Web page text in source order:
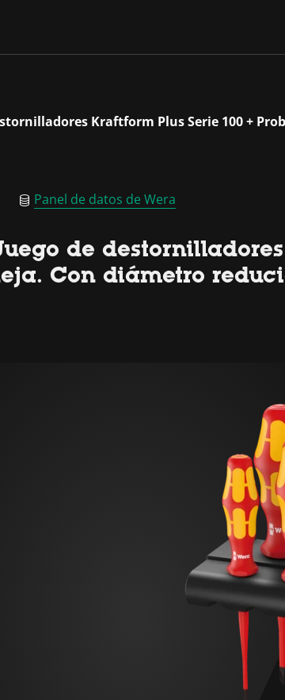
Kraftform Plus Serie 100 +
Panel de datos de Wera
de
Con diámetro